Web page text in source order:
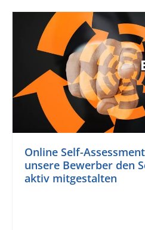
Online Self-
unsere Bewerber den
aktiv mitgestalten